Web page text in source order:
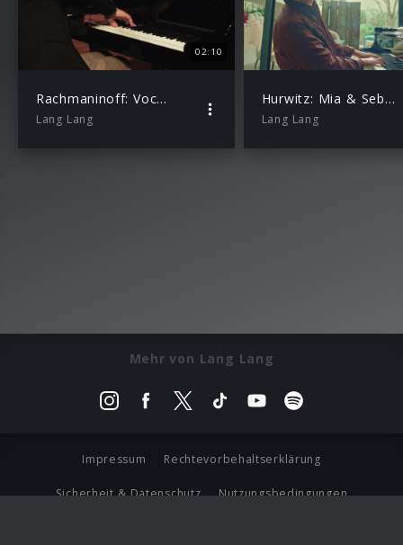
02:10
Rachmaninoff: Vocalise Op. 34 No. 14 (Excerpt)
Lang Lang
Hurwitz: Mia & Sebastian’s Theme (From “La La Land”, arr. Kerber for Solo Piano)
Lang Lang
Mehr von Lang Lang
Impressum Rechtevorbehaltserklärung
Sicherheit & Datenschutz Nutzungsbedingungen